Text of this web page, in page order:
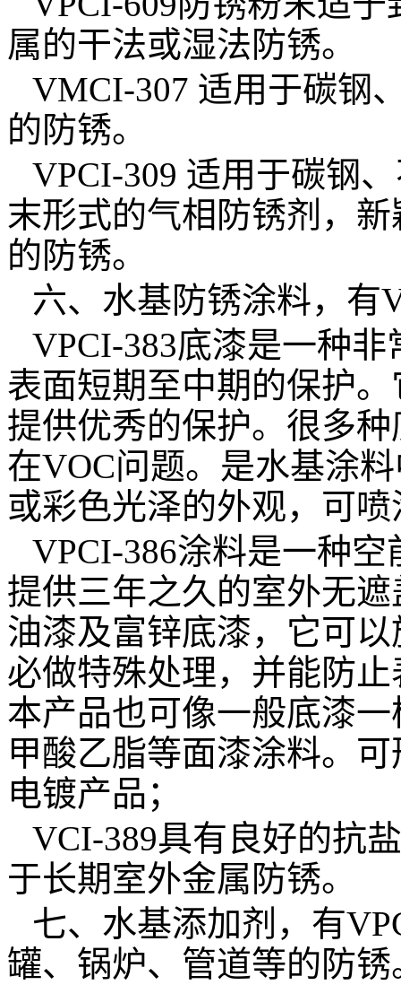
属的干法或湿法防锈。
VMCI-307 适用于碳钢
的防锈。
VPCI-309 适用于碳钢
末形式的气相防锈剂，
的防锈。
六、水基防锈涂料，有
VPCI-383底漆是一种非
表面短期至中期的保护
提供优秀的保护。很多
在VOC问题。是水基涂
或彩色光泽的外观，可喷
VPCI-386涂料是一种空
提供三年之久的室外无
油漆及富锌底漆，它可
必做特殊处理，并能防
本产品也可像一般底漆
甲酸乙脂等面漆涂料。
电镀产品；
VCI-389具有良好的抗
于长期室外金属防锈。
七、水基添加剂，有
罐、锅炉、管道等的防锈